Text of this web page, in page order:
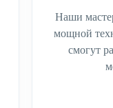
Наши
мощной
смогут